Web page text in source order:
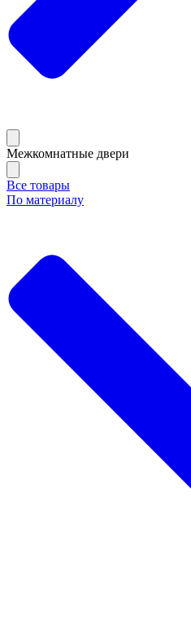
Межкомнатные двери
Все товары
По материалу